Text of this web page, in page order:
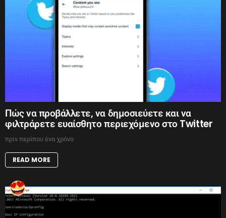
Πώς να προβάλλετε, να δημοσιεύετε και να
φιλτράρετε ευαίσθητο περιεχόμενο στο Twitter
πριν περίπου ένα χρόνο
READ MORE